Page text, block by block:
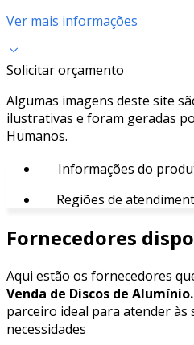
Ver mais informações
Solicitar orçamento
Algumas imagens deste site
ilustrativas e foram geradas
Humanos.
Informações do
Regiões de
Fornecedores
Aqui estão os fornecedores
Venda de Discos de Alumínio.
parceiro ideal para atender às
necessidades